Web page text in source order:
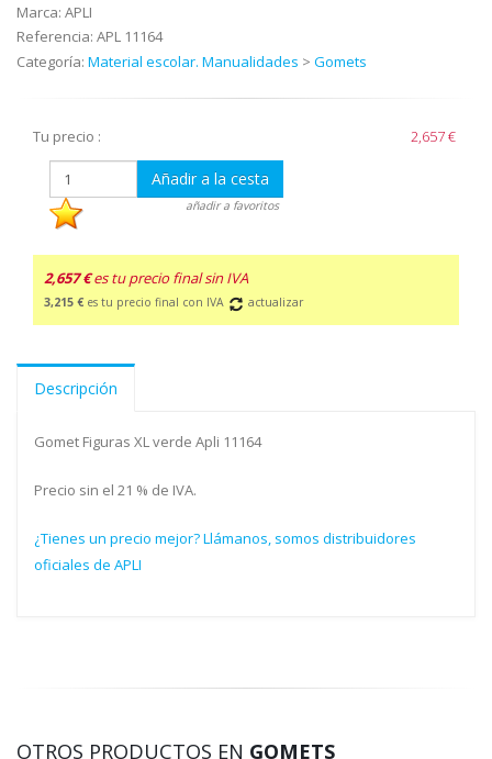
Marca: APLI
Referencia: APL 11164
Categoría: Material escolar. Manualidades > Gomets
Tu precio : 2,657 €
Añadir a la cesta
añadir a favoritos
2,657 € es tu precio final sin IVA
3,215 € es tu precio final con IVA actualizar
Descripción
Gomet Figuras XL verde Apli 11164
Precio sin el 21 % de IVA.
¿Tienes un precio mejor? Llámanos, somos distribuidores
oficiales de APLI
OTROS PRODUCTOS EN GOMETS